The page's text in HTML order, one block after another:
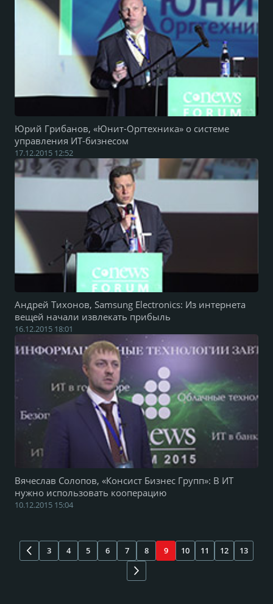
Юрий Грибанов, «Юнит-Оргтехника» о системе
управления ИТ-бизнесом
17.12.2015 12:52
Андрей Тихонов, Samsung Electronics: Из интернета
вещей начали извлекать прибыль
16.12.2015 18:01
Вячеслав Солопов, «Консист Бизнес Групп»: В ИТ
нужно использовать кооперацию
10.12.2015 15:04
3 4 5 6 7 8 9 10 11 12 13